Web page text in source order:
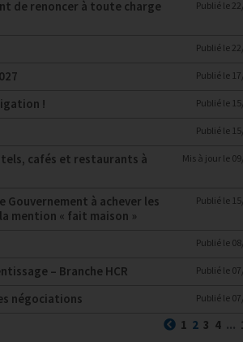
de renoncer à toute charge
Publié le
Publié le
Publié le
! Publié le
Publié le
cafés et restaurants à
Mis à jour le
à achever les
mention « fait maison »
Publié le
Publié le
– Branche HCR Publié le
négociations Publié le
Précédent
1 2 3 4 ...